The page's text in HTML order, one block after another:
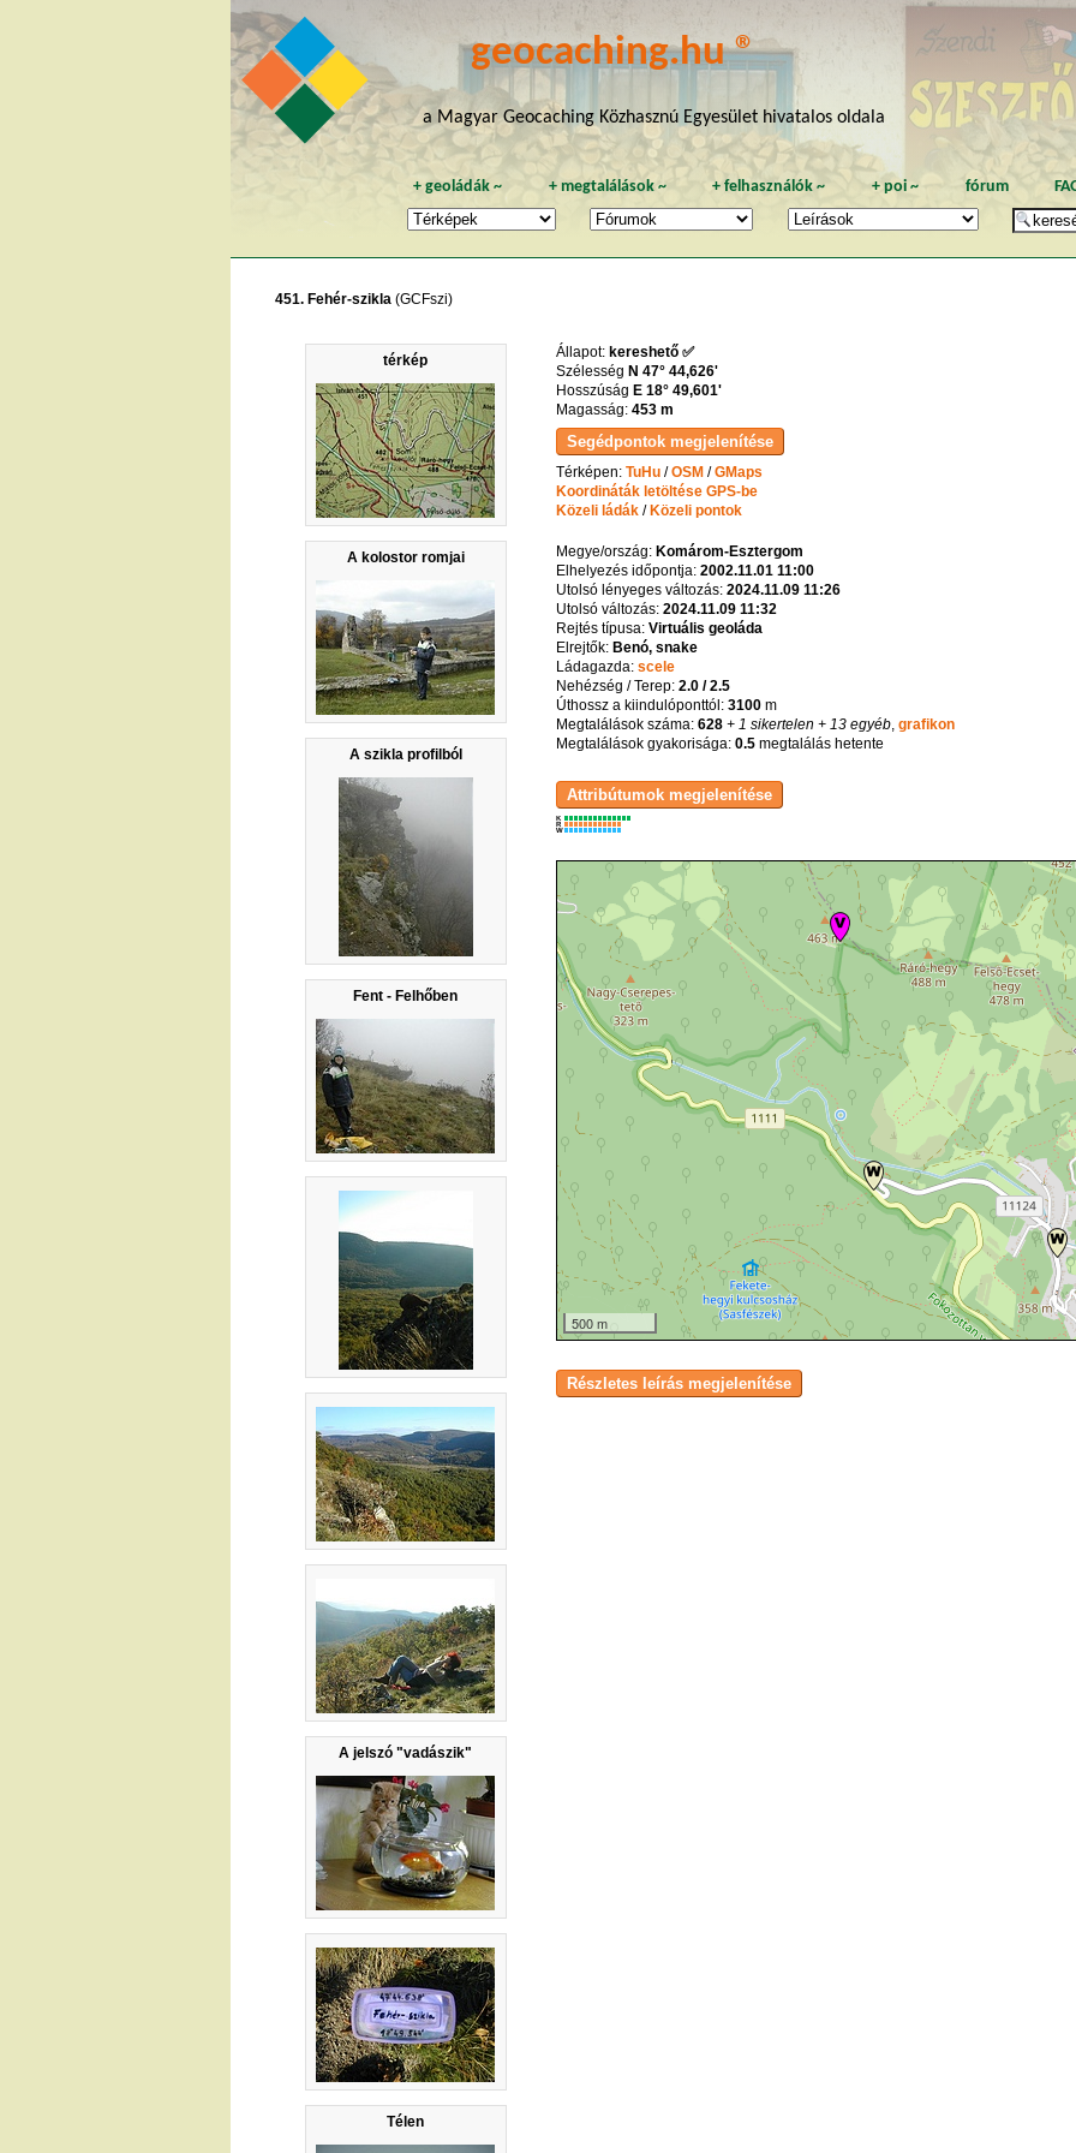
geocaching.hu ®
a Magyar Geocaching Közhasznú Egyesület hivatalos oldala
+geoládák ~ + megtalálások~ +felhasználók ~ + poi~ fórum
451. Fehér-szikla (GCFszi)
térkép
A kolostor romjai
A szikla profilból
Fent - Felhőben
A jelszó "vadászik"
Télen
Állapot: kereshető ✅
Szélesség N 47° 44,626'
Hosszúság E 18° 49,601'
Magasság: 453 m
Térképen: TuHu/OSM/GMaps
Koordináták letöltése GPS-be
Közeli ládák/Közeli pontok
Megye/ország: Komárom-Esztergom
Elhelyezés időpontja: 2002.11.01 11:00
Utolsó lényeges változás: 2024.11.09 11:26
Utolsó változás: 2024.11.09 11:32
Rejtés típusa: Virtuális geoláda
Elrejtők: Benó, snake
Ládagazda: scele
Nehézség / Terep: 2.0 / 2.5
Úthossz a kiindulóponttól: 3100m
Megtalálások száma: 628+ 1 sikertelen + 13 egyéb, grafikon
Megtalálások gyakorisága: 0.5megtalálás hetente
K
R
W
500 m